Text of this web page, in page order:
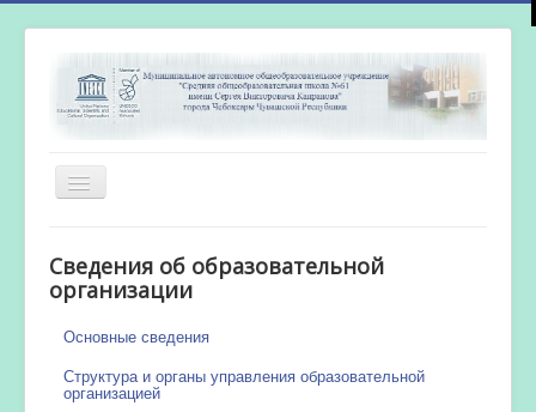
Включить/
выключить
Новости
Сведения об образовательной
организации
Основные сведения
Структура и органы управления образовательной
организацией